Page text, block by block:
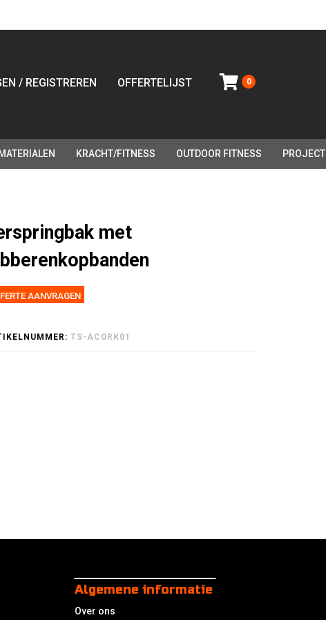
/ REGISTREREN OFFERTELIJST 0
KRACHT/FITNESS OUTDOOR FITNESS
met
AANVRAGEN
TS-ACORK01
Algemene informatie
Over ons